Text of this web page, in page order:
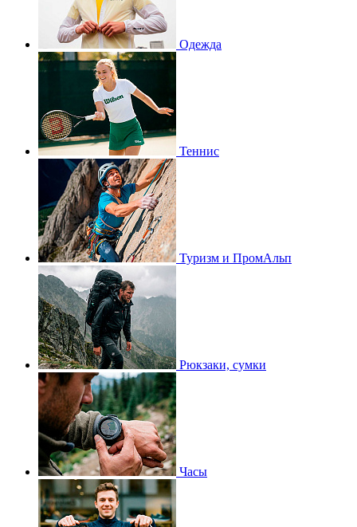
Одежда
Теннис
Туризм и ПромАльп
Рюкзаки, сумки
Часы